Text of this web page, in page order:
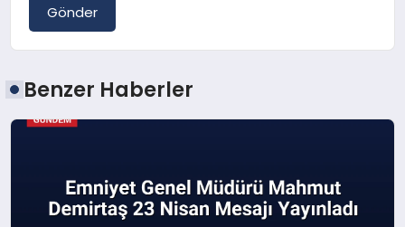
Gönder
Benzer Haberler